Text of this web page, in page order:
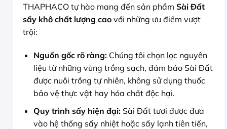
THAPHACO tự hào mang đến sản phẩm Sài Đất
sấy khô chất lượng cao với những ưu điểm vượt
trội:
Nguồn gốc rõ ràng:Chúng tôi chọn lọc nguyên
liệu từ những vùng trồng sạch, đảm bảo Sài Đất
được nuôi trồng tự nhiên, không sử dụng thuốc
bảo vệ thực vật hay hóa chất độc hại.
Quy trình sấy hiện đại:Sài Đất tươi được đưa
vào hệ thống sấy nhiệt hoặc sấy lạnh tiên tiến,